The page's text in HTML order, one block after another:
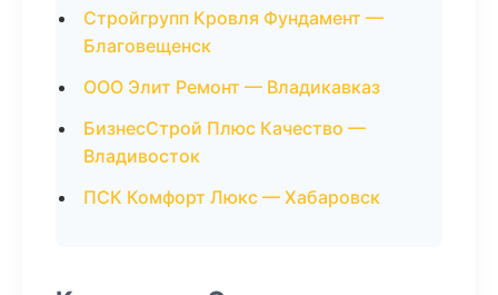
Стройгрупп Кровля Фундамент —
Благовещенск
ООО Элит Ремонт — Владикавказ
БизнесСтрой Плюс Качество —
Владивосток
ПСК Комфорт Люкс — Хабаровск